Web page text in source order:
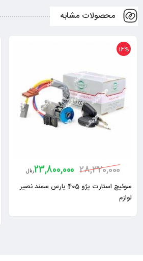
محصولات مشابه
16%
28,320,000
23,800,000ریال
سوئیچ استارت پژو 405 پارس سمند نصیر
لوازم